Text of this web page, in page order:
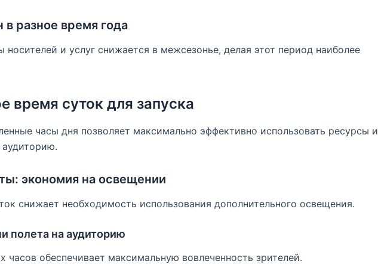
в разное время года
и услуг снижается в межсезонье, делая этот период наиболее
время суток для запуска
часы дня позволяет максимально эффективно использовать ресурсы и
экономия на освещении
снижает необходимость использования дополнительного освещения.
полета на аудиторию
часов обеспечивает максимальную вовлеченность зрителей.